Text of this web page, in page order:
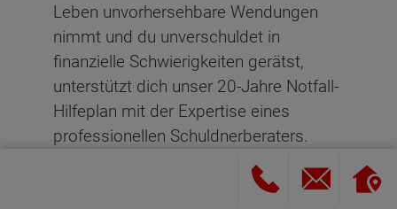
Leben unvorhersehbare Wendungen
nimmt und du unverschuldet in
finanzielle Schwierigkeiten gerätst,
unterstützt dich unser 20-Jahre Notfall-
Hilfeplan mit der Expertise eines
professionellen Schuldnerberaters.
JETZT HAUSEIGENTÜMER WERDEN